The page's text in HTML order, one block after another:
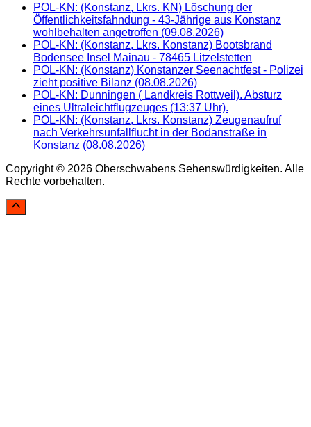
POL-KN: (Konstanz, Lkrs. KN) Löschung der
Öffentlichkeitsfahndung - 43-Jährige aus Konstanz
wohlbehalten angetroffen (09.08.2026)
POL-KN: (Konstanz, Lkrs. Konstanz) Bootsbrand
Bodensee Insel Mainau - 78465 Litzelstetten
POL-KN: (Konstanz) Konstanzer Seenachtfest - Polizei
zieht positive Bilanz (08.08.2026)
POL-KN: Dunningen ( Landkreis Rottweil). Absturz
eines Ultraleichtflugzeuges (13:37 Uhr).
POL-KN: (Konstanz, Lkrs. Konstanz) Zeugenaufruf
nach Verkehrsunfallflucht in der Bodanstraße in
Konstanz (08.08.2026)
Copyright © 2026 Oberschwabens Sehenswürdigkeiten. Alle
Rechte vorbehalten.